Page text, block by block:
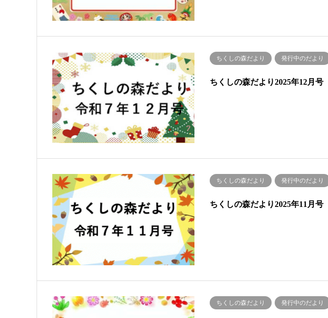
ちくしの森だより 発行中のだより
ちくしの森だより2025年12月号
ちくしの森だより 発行中のだより
ちくしの森だより2025年11月号
ちくしの森だより 発行中のだより